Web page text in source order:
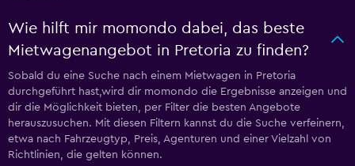
Wie hilft mir momondo dabei, das beste
Mietwagenangebot in Pretoria zu finden?
Sobald du eine Suche nach einem Mietwagen in Pretoria
durchgeführt hast,wird dir momondo die Ergebnisse anzeigen und
dir die Möglichkeit bieten, per Filter die besten Angebote
herauszusuchen. Mit diesen Filtern kannst du die Suche verfeinern,
etwa nach Fahrzeugtyp, Preis, Agenturen und einer Vielzahl von
Richtlinien, die gelten können.